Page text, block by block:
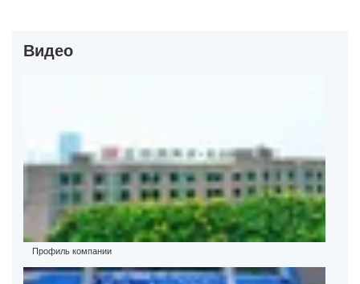
Видео
Профиль компании